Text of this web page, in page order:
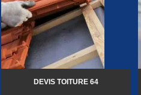
DEVIS TOITURE 64